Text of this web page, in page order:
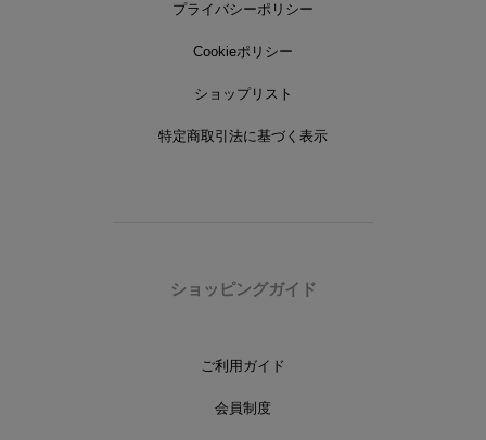
プライバシーポリシー
Cookieポリシー
ショップリスト
特定商取引法に基づく表示
ショッピングガイド
ご利用ガイド
会員制度